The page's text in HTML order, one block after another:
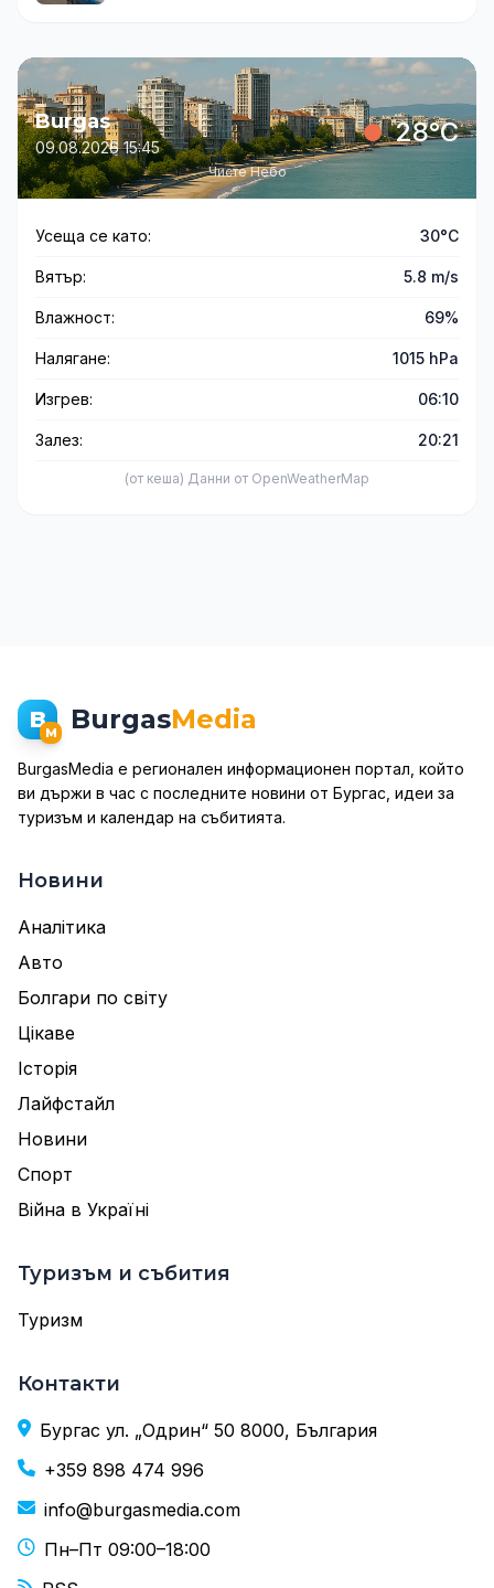
Burgas
09.08.2026 15:45 28°C
Чисте Небо
Усеща се като: 30°C
Вятър: 5.8 m/s
Влажност: 69%
Налягане: 1015 hPa
Изгрев: 06:10
Залез: 20:21
(от кеша) Данни от OpenWeatherMap
BM BurgasMedia
BurgasMedia е регионален информационен портал, който
ви държи в час с последните новини от Бургас, идеи за
туризъм и календар на събитията.
Новини
Аналітика
Авто
Болгари по світу
Цікаве
Історія
Лайфстайл
Новини
Спорт
Війна в Україні
Туризъм и събития
Туризм
Контакти
Бургас ул. „Одрин“ 50 8000, България
+359 898 474 996
info@burgasmedia.com
Пн–Пт 09:00–18:00